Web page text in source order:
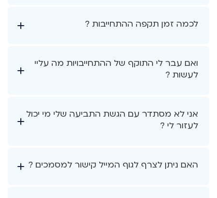
לכמה זמן תקפה ההתחייבות ?
ואם עבר לי התוקף של ההתחייבויות מה עליי
לעשות ?
אני לא מסתדר עם הגשת התביעה שלי מי יכול
לעזור לי ?
האם ניתן לצרף לגוף המייל קישור למסמכים ?